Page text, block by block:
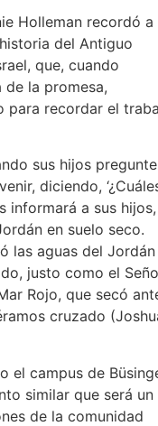
Holleman recordó a
del Antiguo
que, cuando
la promesa,
para recordar el
sus hijos
diciendo,
informará a sus hijos,
en suelo seco.
las aguas del Jordán
justo como el
Rojo, que secó
cruzado
el campus de
similar que será un
de la comunidad